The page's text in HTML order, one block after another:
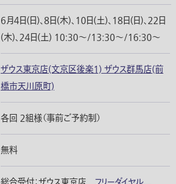
6月4日(日)、8日(木)、10日(土)、18日(日)、22日
(木)、24日(土) 10:30〜/13:30〜/16:30〜
ザウス東京店(文京区後楽1) ザウス群馬店(前
橋市天川原町)
各回 2組様（事前ご予約制）
無料